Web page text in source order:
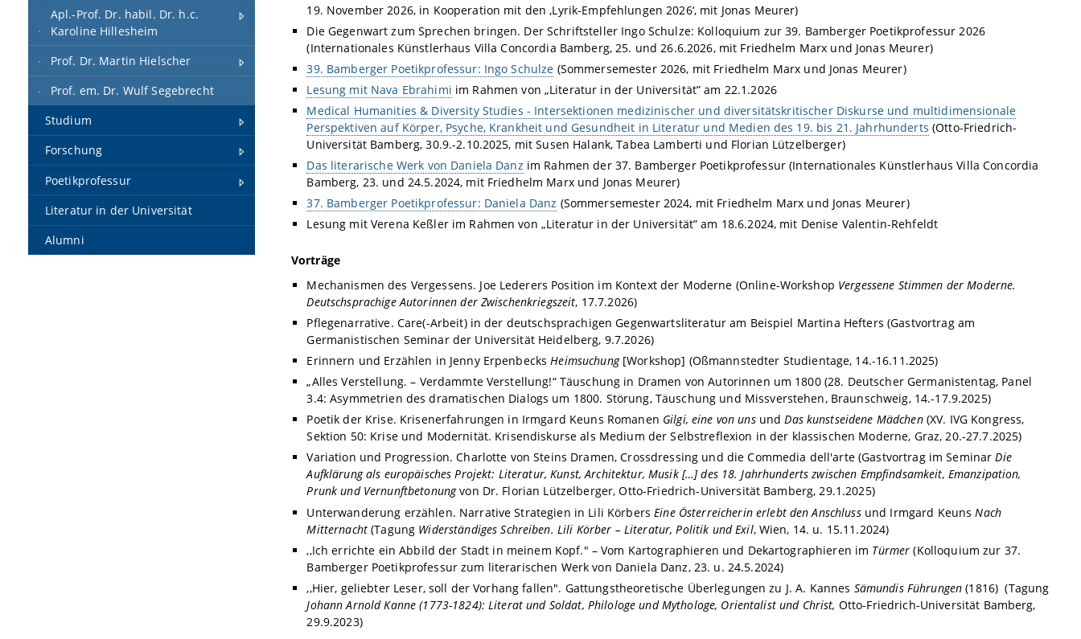
Apl.-Prof. Dr. habil. Dr. h.c.
Karoline Hillesheim
Prof. Dr. Martin Hielscher
Prof. em. Dr. Wulf Segebrecht
Studium
Forschung
Poetikprofessur
Literatur in der Universität
Alumni
19. November 2026, in Kooperation mit den ‚Lyrik-Empfehlungen 2026‘, mit Jonas Meurer)
Die Gegenwart zum Sprechen bringen. Der Schriftsteller Ingo Schulze: Kolloquium zur 39. Bamberger Poetikprofessur 2026
(Internationales Künstlerhaus Villa Concordia Bamberg, 25. und 26.6.2026, mit Friedhelm Marx und Jonas Meurer)
39. Bamberger Poetikprofessur: Ingo Schulze (Sommersemester 2026, mit Friedhelm Marx und Jonas Meurer)
Lesung mit Nava Ebrahimi im Rahmen von „Literatur in der Universität” am 22.1.2026
Medical Humanities & Diversity Studies - Intersektionen medizinischer und diversitätskritischer Diskurse und multidimensionale
Perspektiven auf Körper, Psyche, Krankheit und Gesundheit in Literatur und Medien des 19. bis 21. Jahrhunderts (Otto-Friedrich-
Universität Bamberg, 30.9.-2.10.2025, mit Susen Halank, Tabea Lamberti und Florian Lützelberger)
Das literarische Werk von Daniela Danz im Rahmen der 37. Bamberger Poetikprofessur (Internationales Künstlerhaus Villa Concordia
Bamberg, 23. und 24.5.2024, mit Friedhelm Marx und Jonas Meurer)
37. Bamberger Poetikprofessur: Daniela Danz (Sommersemester 2024, mit Friedhelm Marx und Jonas Meurer)
Lesung mit Verena Keßler im Rahmen von „Literatur in der Universität” am 18.6.2024, mit Denise Valentin-Rehfeldt
Vorträge
Mechanismen des Vergessens. Joe Lederers Position im Kontext der Moderne (Online-Workshop Vergessene Stimmen der Moderne.
Deutschsprachige Autorinnen der Zwischenkriegszeit, 17.7.2026)
Pflegenarrative. Care(-Arbeit) in der deutschsprachigen Gegenwartsliteratur am Beispiel Martina Hefters (Gastvortrag am
Germanistischen Seminar der Universität Heidelberg, 9.7.2026)
Erinnern und Erzählen in Jenny ErpenbecksHeimsuchung [Workshop] (Oßmannstedter Studientage, 14.-16.11.2025)
„Alles Verstellung. – Verdammte Verstellung!“ Täuschung in Dramen von Autorinnen um 1800 (28. Deutscher Germanistentag, Panel
3.4: Asymmetrien des dramatischen Dialogs um 1800. Störung, Täuschung und Missverstehen, Braunschweig, 14.-17.9.2025)
Poetik der Krise. Krisenerfahrungen in Irmgard Keuns Romanen Gilgi, eine von unsundDas kunstseidene Mädchen(XV. IVG Kongress,
Sektion 50: Krise und Modernität. Krisendiskurse als Medium der Selbstreflexion in der klassischen Moderne, Graz, 20.-27.7.2025)
Variation und Progression. Charlotte von Steins Dramen, Crossdressing und die Commedia dell'arte (Gastvortrag im SeminarDie
Aufklärung als europäisches Projekt: Literatur, Kunst, Architektur, Musik […] des 18. Jahrhunderts zwischen Empfindsamkeit, Emanzipation,
Prunk und Vernunftbetonungvon Dr. Florian Lützelberger, Otto-Friedrich-Universität Bamberg, 29.1.2025)
Unterwanderung erzählen. Narrative Strategien in Lili Körbers Eine Österreicherin erlebt den Anschlussund Irmgard KeunsNach
Mitternacht(Tagung Widerständiges Schreiben. Lili Körber – Literatur, Politik und Exil, Wien, 14. u. 15.11.2024)
,,Ich errichte ein Abbild der Stadt in meinem Kopf." – Vom Kartographieren und Dekartographieren im Türmer (Kolloquium zur 37.
Bamberger Poetikprofessur zum literarischen Werk von Daniela Danz, 23. u. 24.5.2024)
,,Hier, geliebter Leser, soll der Vorhang fallen". Gattungstheoretische Überlegungen zu J. A. Kannes Sämundis Führungen (1816) (Tagung
Johann Arnold Kanne (1773-1824): Literat und Soldat, Philologe und Mythologe, Orientalist und Christ, Otto-Friedrich-Universität Bamberg,
29.9.2023)